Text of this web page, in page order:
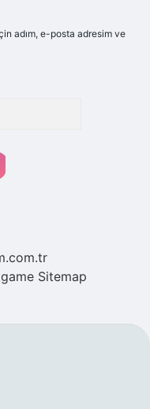
adım, e-posta adresim ve
Sitemap